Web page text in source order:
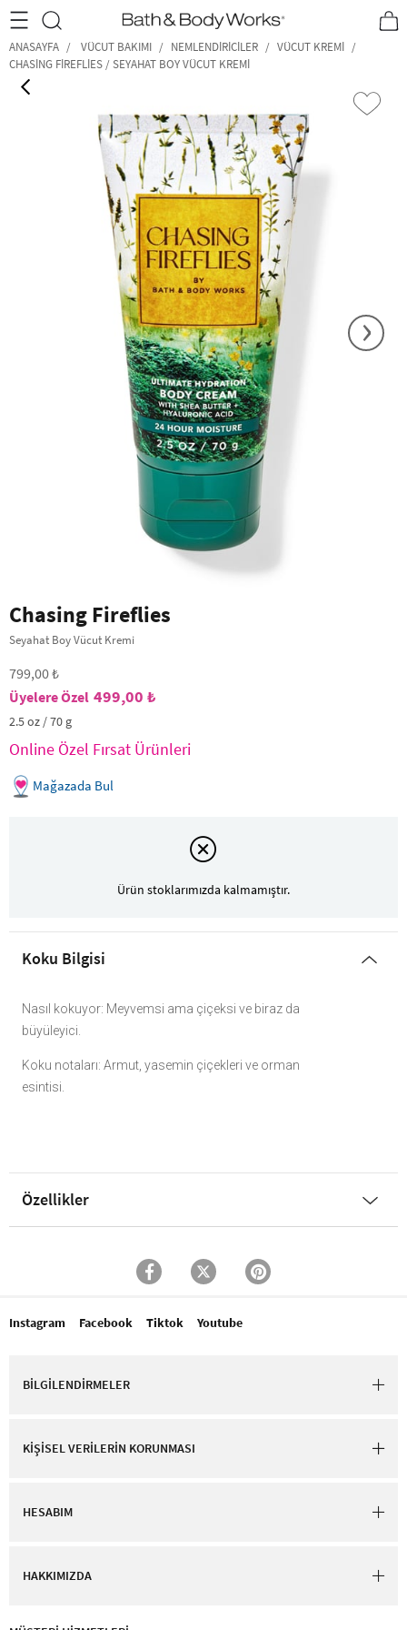
•2200₺ ve Üzeri Kargo Ücretsiz!• *Promosyon Detayları
ANASAYFA VÜCUT BAKIMI NEMLENDIRICILER
VÜCUT KREMI
CHASING FIREFLIES / SEYAHAT BOY VÜCUT KREMI
›
Chasing Fireflies
Seyahat Boy Vücut Kremi
799,00 ₺
499,00 ₺
2.5 oz / 70 g
Online Özel Fırsat Ürünleri
Mağazada Bul
Ürün stoklarımızda kalmamıştır.
Koku Bilgisi
Nasıl kokuyor: Meyvemsi ama çiçeksi ve biraz da
büyüleyici.
Koku notaları: Armut, yasemin çiçekleri ve orman
esintisi.
Özellikler
Instagram Facebook Tiktok Youtube
BİLGİLENDİRMELER
KİŞİSEL VERİLERİN KORUNMASI
HESABIM
HAKKIMIZDA